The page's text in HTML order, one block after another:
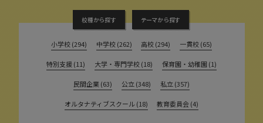
校種から探す テーマから探す
小学校 (294) 中学校 (262) 高校 (294) 一貫校 (65)
特別支援 (11) 大学・専門学校 (18) 保育園・幼稚園 (1)
民間企業 (63) 公立 (348) 私立 (357)
オルタナティブスクール (18) 教育委員会 (4)